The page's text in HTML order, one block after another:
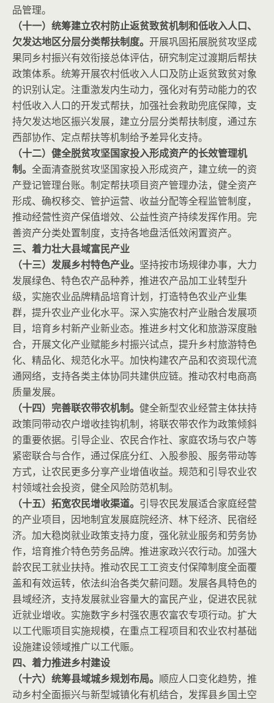
品管理。
（十一）统筹建立农村防止返贫致贫机制和低收入人口、
欠发达地区分层分类帮扶制度。 开展巩固拓展脱贫攻坚成
果同乡村振兴有效衔接总体评估，研究制定过渡期后帮扶
政策体系。统筹开展农村低收入人口及防止返贫致贫对象
的识别认定。注重激发内生动力，强化对有劳动能力的农
村低收入人口的开发式帮扶，加强社会救助兜底保障，支
持欠发达地区振兴发展，建立分层分类帮扶制度，通过东
西部协作、定点帮扶等机制给予差异化支持。
（十二）健全脱贫攻坚国家投入形成资产的长效管理机
制。 全面清查脱贫攻坚国家投入形成资产，建立统一的资
产登记管理台账。制定帮扶项目资产管理办法，健全资产
形成、确权移交、管护运营、收益分配等全程监管制度，
推动经营性资产保值增效、公益性资产持续发挥作用。完
善资产分类处置制度，支持各地盘活低效闲置资产。
三、着力壮大县域富民产业
（十三）发展乡村特色产业。 坚持按市场规律办事，大力
发展绿色、特色农产品种养，推进农产品加工业转型升
级，实施农业品牌精品培育计划，打造特色农业产业集
群，提升农业产业化水平。深入实施农村产业融合发展项
目，培育乡村新产业新业态。推进乡村文化和旅游深度融
合，开展文化产业赋能乡村振兴试点，提升乡村旅游特色
化、精品化、规范化水平。加快构建农产品和农资现代流
通网络，支持各类主体协同共建供应链。推动农村电商高
质量发展。
（十四）完善联农带农机制。 健全新型农业经营主体扶持
政策同带动农户增收挂钩机制，将联农带农作为政策倾斜
的重要依据。引导企业、农民合作社、家庭农场与农户等
紧密联合与合作，通过保底分红、入股参股、服务带动等
方式，让农民更多分享产业增值收益。规范和引导农业农
村领域社会投资，健全风险防范机制。
（十五）拓宽农民增收渠道。 引导农民发展适合家庭经营
的产业项目，因地制宜发展庭院经济、林下经济、民宿经
济。加大稳岗就业政策支持力度，强化就业服务和劳务协
作，培育推介特色劳务品牌。推进家政兴农行动。加强大
龄农民工就业扶持。推动农民工工资支付保障制度全面覆
盖和有效运转，依法纠治各类欠薪问题。发展各具特色的
县域经济，支持发展就业容量大的富民产业，促进农民就
近就业增收。实施数字乡村强农惠农富农专项行动。扩大
以工代赈项目实施规模，在重点工程项目和农业农村基础
设施建设领域推广以工代赈。
四、着力推进乡村建设
（十六）统筹县域城乡规划布局。 顺应人口变化趋势，推
动乡村全面振兴与新型城镇化有机结合，发挥县乡国土空